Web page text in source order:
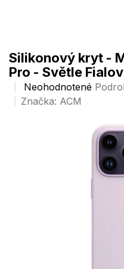
Silikonový kryt -
Pro - Světle
Priemerné
hodnotenie
Neohodnotené
Značka: ACM